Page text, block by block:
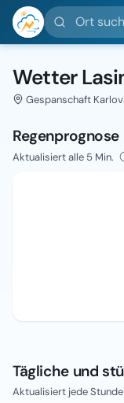
Ort suchen
Wetter
Gespanschaft
Aktualisiert alle 5 Min.
Tägliche und
Aktualisiert jede Stunde